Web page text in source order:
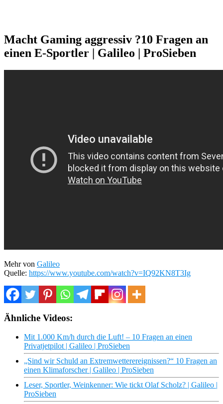
Macht Gaming aggressiv ?10 Fragen an
einen E-Sportler | Galileo | ProSieben
Mehr von Galileo
Quelle: https://www.youtube.com/watch?v=IQ92KN8T3Ig
Ähnliche Videos:
Mit 1.000 Km/h durch die Luft! – 10 Fragen an einen
Privatjetpilot | Galileo | ProSieben
„Sind wir Schuld an Extremwetterereignissen?“ 10 Fragen an
einen Klimaforscher | Galileo | ProSieben
Leser, Sportler, Weinkenner: Wie tickt Olaf Scholz? | Galileo |
ProSieben